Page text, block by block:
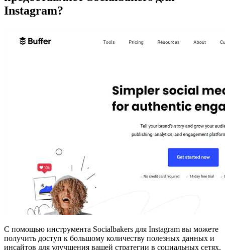
Instagram?
С помощью инструмента Socialbakers для Instagram вы можете
получить доступ к большому количеству полезных данных и
инсайтов для улучшения вашей стратегии в социальных сетях.